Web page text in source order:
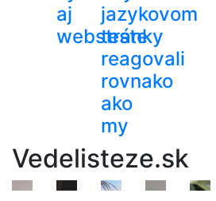
aj
webstránky
jazykovom
teste
reagovali
rovnako
ako
my
Vedelisteze.sk